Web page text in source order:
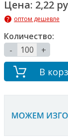
Цена: 2,22
оптом дешевле
Количество:
-
+
В